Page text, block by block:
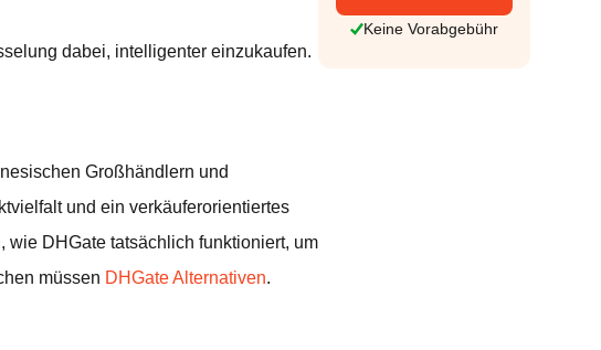
dabei, intelligenter einzukaufen.
Großhändlern und
und ein verkäuferorientiertes
DHGate tatsächlich funktioniert, um
müssen DHGate Alternativen.
Keine Vorabgebühr